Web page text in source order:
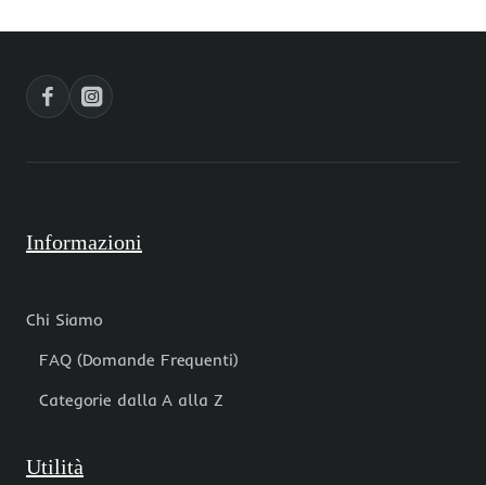
50
cm
Informazioni
Chi Siamo
FAQ (Domande Frequenti)
Categorie dalla A alla Z
Utilità